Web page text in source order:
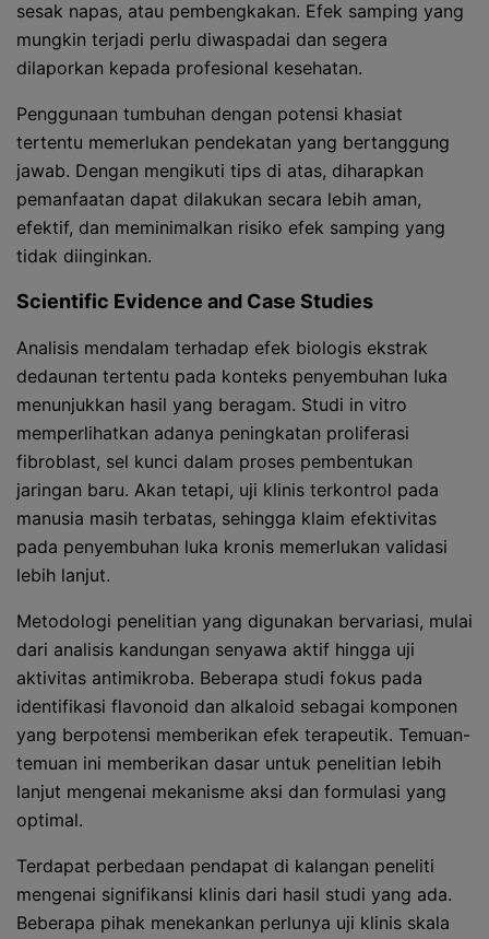
sesak napas, atau pembengkakan. Efek samping yang
mungkin terjadi perlu diwaspadai dan segera
dilaporkan kepada profesional kesehatan.
Penggunaan tumbuhan dengan potensi khasiat
tertentu memerlukan pendekatan yang bertanggung
jawab. Dengan mengikuti tips di atas, diharapkan
pemanfaatan dapat dilakukan secara lebih aman,
efektif, dan meminimalkan risiko efek samping yang
tidak diinginkan.
Scientific Evidence and Case Studies
Analisis mendalam terhadap efek biologis ekstrak
dedaunan tertentu pada konteks penyembuhan luka
menunjukkan hasil yang beragam. Studi in vitro
memperlihatkan adanya peningkatan proliferasi
fibroblast, sel kunci dalam proses pembentukan
jaringan baru. Akan tetapi, uji klinis terkontrol pada
manusia masih terbatas, sehingga klaim efektivitas
pada penyembuhan luka kronis memerlukan validasi
lebih lanjut.
Metodologi penelitian yang digunakan bervariasi, mulai
dari analisis kandungan senyawa aktif hingga uji
aktivitas antimikroba. Beberapa studi fokus pada
identifikasi flavonoid dan alkaloid sebagai komponen
yang berpotensi memberikan efek terapeutik. Temuan-
temuan ini memberikan dasar untuk penelitian lebih
lanjut mengenai mekanisme aksi dan formulasi yang
optimal.
Terdapat perbedaan pendapat di kalangan peneliti
mengenai signifikansi klinis dari hasil studi yang ada.
Beberapa pihak menekankan perlunya uji klinis skala